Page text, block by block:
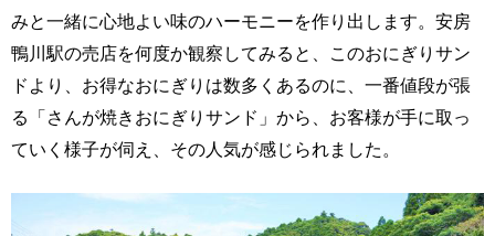
みと一緒に心地よい味のハーモニーを作り出します。安房
鴨川駅の売店を何度か観察してみると、このおにぎりサン
ドより、お得なおにぎりは数多くあるのに、一番値段が張
る「さんが焼きおにぎりサンド」から、お客様が手に取っ
ていく様子が伺え、その人気が感じられました。